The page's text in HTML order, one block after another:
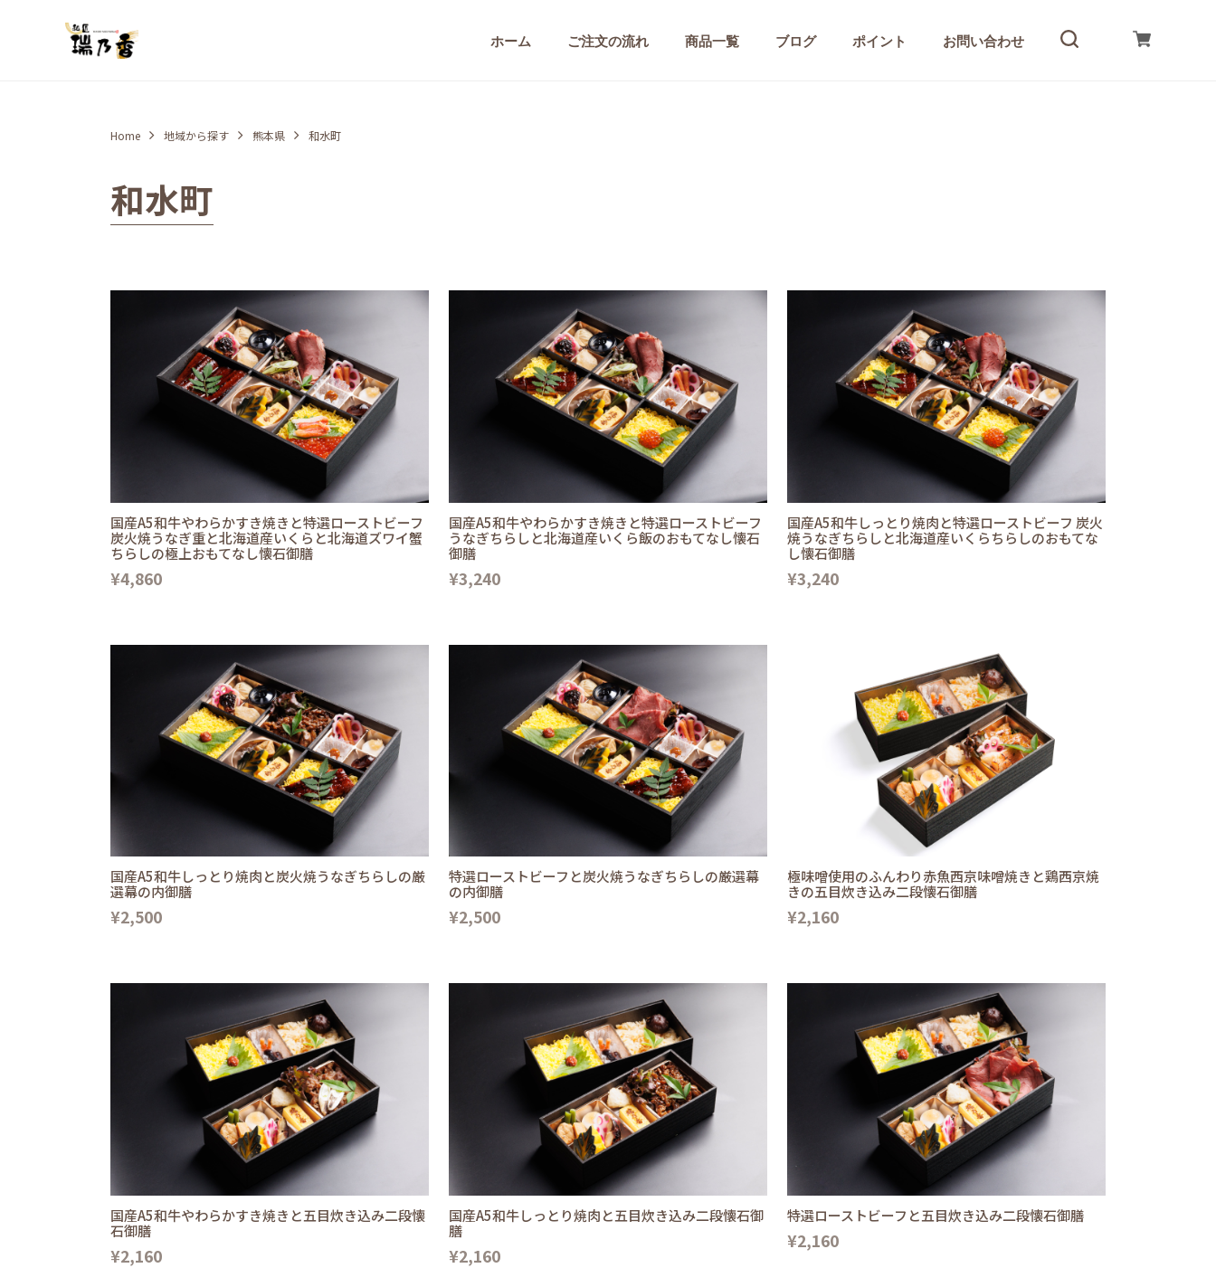
ホーム ご注文の流れ 商品一覧 ブログ ポイント お問い合わせ
Home 地域から探す 熊本県 和水町
和水町
国産A5和牛やわらかすき焼きと特選ローストビーフ
炭火焼うなぎ重と北海道産いくらと北海道ズワイ蟹
ちらしの極上おもてなし懐石御膳
¥4,860
国産A5和牛やわらかすき焼きと特選ローストビーフ
うなぎちらしと北海道産いくら飯のおもてなし懐石
御膳
¥3,240
国産A5和牛しっとり焼肉と特選ローストビーフ 炭火
焼うなぎちらしと北海道産いくらちらしのおもてな
し懐石御膳
¥3,240
国産A5和牛しっとり焼肉と炭火焼うなぎちらしの厳
選幕の内御膳
¥2,500
特選ローストビーフと炭火焼うなぎちらしの厳選幕
の内御膳
¥2,500
極味噌使用のふんわり赤魚西京味噌焼きと鶏西京焼
きの五目炊き込み二段懐石御膳
¥2,160
国産A5和牛やわらかすき焼きと五目炊き込み二段懐
石御膳
¥2,160
国産A5和牛しっとり焼肉と五目炊き込み二段懐石御
膳
¥2,160
特選ローストビーフと五目炊き込み二段懐石御膳
¥2,160